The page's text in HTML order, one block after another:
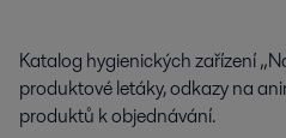
Katalog hygienických zařízení
produktové letáky, odkazy na
produktů k objednávání.